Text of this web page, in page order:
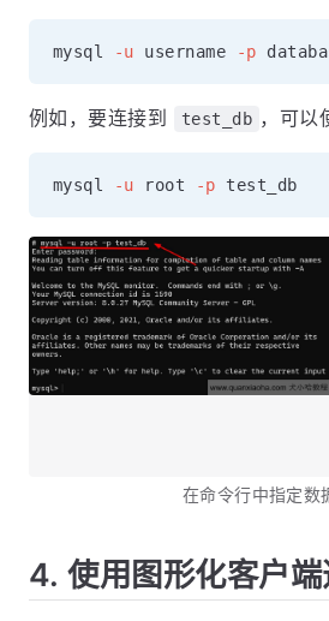
mysql -u username -p
例如，要连接到 test_db ，可以
mysql -u root -p
在命令行中指定数
4. 使用图形化客户